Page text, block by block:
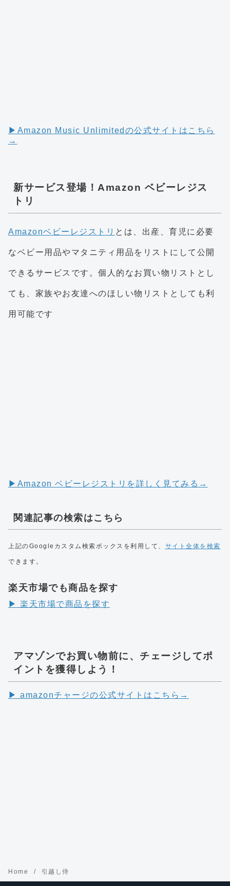
▶︎Amazon Music Unlimitedの公式サイトはこちら
→
新サービス登場！Amazon ベビーレジス
トリ
Amazonベビーレジストリ とは、出産、育児に必要
なベビー用品やマタニティ用品をリストにして公開
できるサービスです。個人的なお買い物リストとし
ても、家族やお友達へのほしい物リストとしても利
用可能です
▶︎Amazon ベビーレジストリを詳しく見てみる→
関連記事の検索はこちら
上記のGoogleカスタム検索ボックスを利用して、 サイト全体を検索
できます。
楽天市場でも商品を探す
▶︎ 楽天市場で商品を探す
アマゾンでお買い物前に、チェージしてポ
イントを獲得しよう！
▶︎ amazonチャージの公式サイトはこちら→
Home 引越し侍